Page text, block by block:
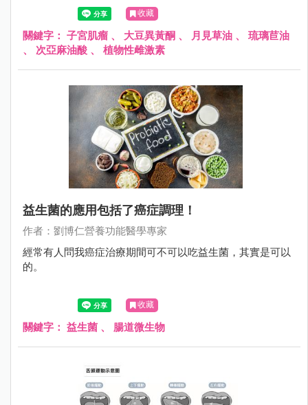
收藏
關鍵字： 子宮肌瘤 、 大豆異黃酮 、 月見草油 、 琉璃苣油
、 次亞麻油酸 、 植物性雌激素
益生菌的應用包括了癌症調理！
作者：劉博仁營養功能醫學專家
經常有人問我癌症治療期間可不可以吃益生菌，其實是可以
的。
收藏
關鍵字： 益生菌 、 腸道微生物